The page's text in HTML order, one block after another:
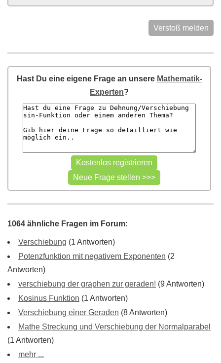
Verstoß melden
Hast Du eine eigene Frage an unsere Mathematik-
Experten?
1064 ähnliche Fragen im Forum:
Verschiebung (1 Antworten)
Potenzfunktion mit negativem Exponenten (2
Antworten)
verschiebung der graphen zur geraden! (9 Antworten)
Kosinus Funktion (1 Antworten)
Verschiebung einer Geraden (8 Antworten)
Mathe Streckung und Verschiebung der Normalparabel
(1 Antworten)
mehr ...